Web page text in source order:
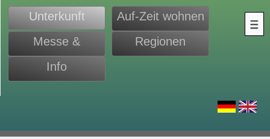
Unterkunft
Auf-Zeit wohnen
Messe &
Monteure
Regionen
Info